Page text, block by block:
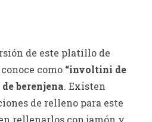
de este platillo de
como “involtini de
berenjena. Existen
de relleno para este
rellenarlos con jamón y